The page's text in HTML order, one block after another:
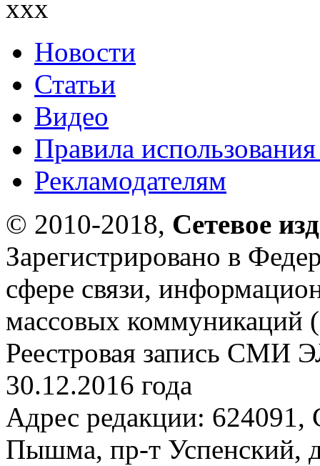
xxx
Новости
Статьи
Видео
Правила
Рекламодателям
© 2010-2018, Сетевое
Зарегистрировано в
сфере связи,
массовых коммуникаций
Реестровая запись СМИ
30.12.2016 года
Адрес редакции: 624091,
Пышма, пр-т Успенский,